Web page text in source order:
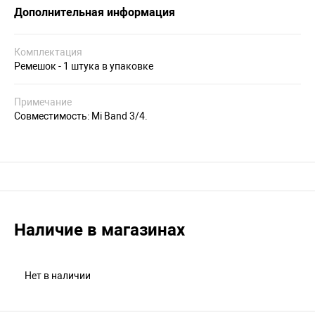
Дополнительная информация
Комплектация
Ремешок - 1 штука в упаковке
Примечание
Совместимость: Mi Band 3/4.
Наличие в магазинах
Нет в наличии